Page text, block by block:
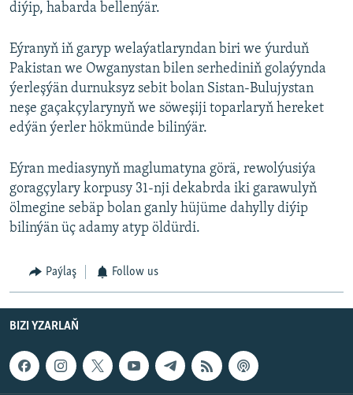
diýip, habarda bellenýär.
Eýranyň iň garyp welaýatlaryndan biri we ýurduň
Pakistan we Owganystan bilen serhediniň golaýynda
ýerleşýän durnuksyz sebit bolan Sistan-Bulujystan
neşe gaçakçylarynyň we söweşiji toparlaryň hereket
edýän ýerler hökmünde bilinýär.
Eýran mediasynyň maglumatyna görä, rewolýusiýa
goragçylary korpusy 31-nji dekabrda iki garawulyň
ölmegine sebäp bolan ganly hüjüme dahylly diýip
bilinýän üç adamy atyp öldürdi.
Paýlaş Follow us
BIZI YZARLAŇ